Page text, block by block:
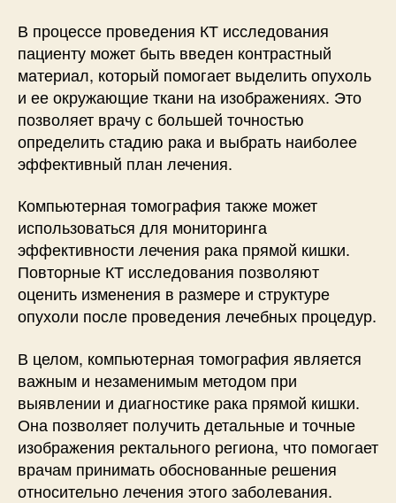
В процессе проведения КТ исследования
пациенту может быть введен контрастный
материал, который помогает выделить опухоль
и ее окружающие ткани на изображениях. Это
позволяет врачу с большей точностью
определить стадию рака и выбрать наиболее
эффективный план лечения.
Компьютерная томография также может
использоваться для мониторинга
эффективности лечения рака прямой кишки.
Повторные КТ исследования позволяют
оценить изменения в размере и структуре
опухоли после проведения лечебных процедур.
В целом, компьютерная томография является
важным и незаменимым методом при
выявлении и диагностике рака прямой кишки.
Она позволяет получить детальные и точные
изображения ректального региона, что помогает
врачам принимать обоснованные решения
относительно лечения этого заболевания.